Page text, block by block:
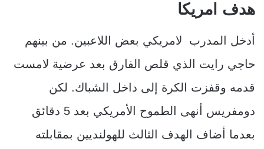
هدف امريكا
أدخل المدرب لامريكي بعض اللاعبين. من بينهم
حاجي رايت الذي قلص الفارق بعد عرضية لامست
قدمه وقفزت الكرة إلى داخل الشباك. لكن
دومفريس أنهى الطموح الأمريكي بعد 5 دقائق
بعدما أضاف الهدف الثالث للهولنديين بمقابلته